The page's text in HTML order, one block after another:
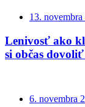
13. novembra
Lenivosť ako
si občas
6. novembra